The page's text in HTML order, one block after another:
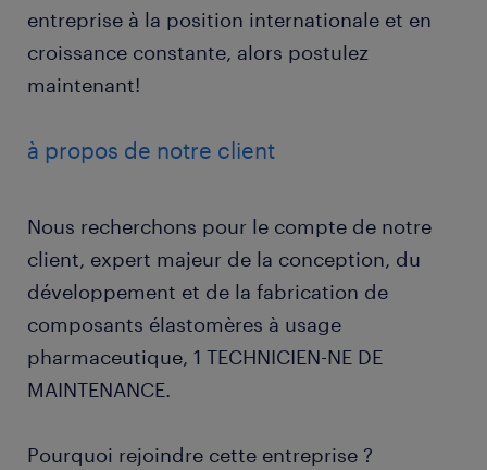
entreprise à la position internationale et en
croissance constante, alors postulez
maintenant!
à propos de notre client
Nous recherchons pour le compte de notre
client, expert majeur de la conception, du
développement et de la fabrication de
composants élastomères à usage
pharmaceutique, 1 TECHNICIEN-NE DE
MAINTENANCE.
Pourquoi rejoindre cette entreprise ?